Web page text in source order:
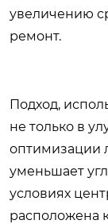
увеличению
ремонт.
Подход,
не только в
оптимизации
уменьшает
условиях
расположена